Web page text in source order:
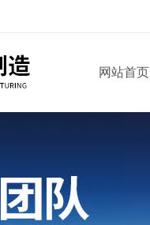
网站首页